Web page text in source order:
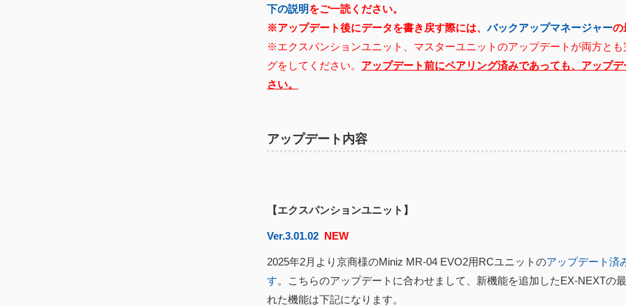
下の説明をご一読ください。
※アップデート後にデータを書き戻す際には、バックアップマネージャーの
※エクスパンションユニット、マスターユニットのアップデートが両方と
グをしてください。 アップデート前にペアリング済みであっても、アップ
さい。
アップデート内容
【エクスパンションユニット】
Ver.3.01.02 NEW
2025年2月より京商様のMiniz MR-04 EVO2用RCユニットのアップデート済
す。こちらのアップデートに合わせまして、新機能を追加したEX-NEXTの
れた機能は下記になります。